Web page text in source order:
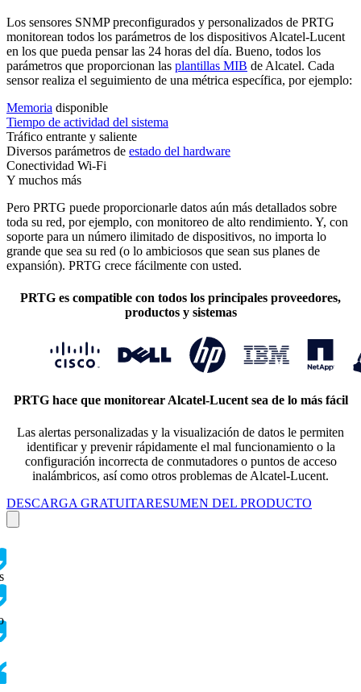
Los sensores SNMP preconfigurados y personalizados de PRTG
monitorean todos los parámetros de los dispositivos Alcatel-Lucent
en los que pueda pensar las 24 horas del día. Bueno, todos los
parámetros que proporcionan las plantillas MIB de Alcatel. Cada
sensor realiza el seguimiento de una métrica específica, por ejemplo:
Memoria disponible
Tiempo de actividad del sistema
Tráfico entrante y saliente
Diversos parámetros de estado del hardware
Conectividad Wi-Fi
Y muchos más
Pero PRTG puede proporcionarle datos aún más detallados sobre
toda su red, por ejemplo, con monitoreo de alto rendimiento. Y, con
soporte para un número ilimitado de dispositivos, no importa lo
grande que sea su red (o lo ambiciosos que sean sus planes de
expansión). PRTG crece fácilmente con usted.
PRTG es compatible con todos los principales proveedores,
productos y sistemas
PRTG hace que monitorear Alcatel-Lucent sea de lo más fácil
Las alertas personalizadas y la visualización de datos le permiten
identificar y prevenir rápidamente el mal funcionamiento o la
configuración incorrecta de conmutadores o puntos de acceso
inalámbricos, así como otros problemas de Alcatel-Lucent.
DESCARGA GRATUITARESUMEN DEL PRODUCTO